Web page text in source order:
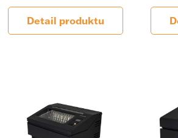
Detail produktu